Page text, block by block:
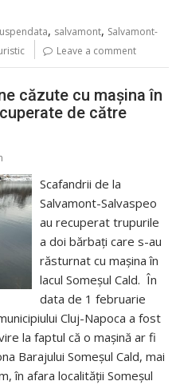
, salvamont, Salvamont-
Leave a comment
căzute cu mașina în
de către
Scafandrii de la
Salvamont-Salvaspeo
au recuperat trupurile
a doi bărbați care s-au
răsturnat cu mașina în
lacul Someșul Cald. În
data de 1 februarie
Cluj-Napoca a fost
la faptul că o mașină ar fi
Barajului Someșul Cald, mai
în afara localității Someșul